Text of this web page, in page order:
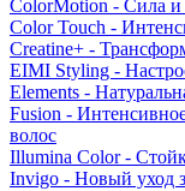
ColorMotion - Сила и
Color Touch -
Creatine+ -
EIMI Styling -
Elements -
Fusion -
волос
Illumina Color -
Invigo - Новый уход